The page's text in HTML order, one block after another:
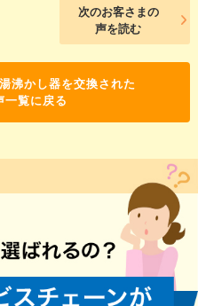
次のお客さまの
声を読む
沸かし器を交換された
一覧に戻る